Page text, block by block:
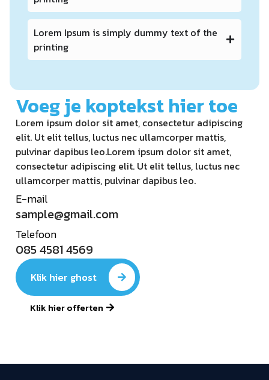
Lorem Ipsum is simply dummy text of the
printing
Voeg je koptekst hier toe
Lorem ipsum dolor sit amet, consectetur adipiscing
elit. Ut elit tellus, luctus nec ullamcorper mattis,
pulvinar dapibus leo.Lorem ipsum dolor sit amet,
consectetur adipiscing elit. Ut elit tellus, luctus nec
ullamcorper mattis, pulvinar dapibus leo.
E-mail
sample@gmail.com
Telefoon
085 4581 4569
Klik hier ghost
Klik hier offerten